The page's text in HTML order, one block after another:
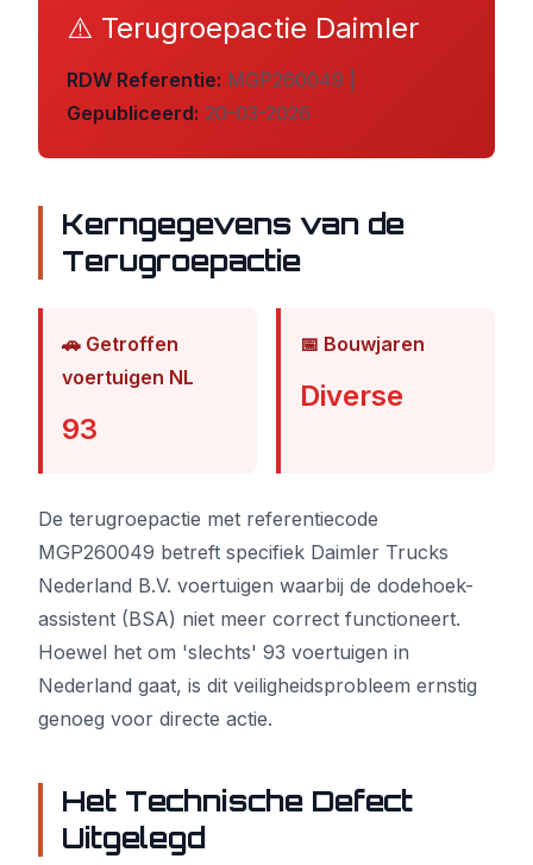
⚠️ Terugroepactie Daimler
RDW Referentie: MGP260049 |
Gepubliceerd: 20-03-2026
Kerngegevens van de
Terugroepactie
🚗 Getroffen
voertuigen NL
93
📅 Bouwjaren
Diverse
De terugroepactie met referentiecode
MGP260049 betreft specifiek Daimler Trucks
Nederland B.V. voertuigen waarbij de dodehoek-
assistent (BSA) niet meer correct functioneert.
Hoewel het om 'slechts' 93 voertuigen in
Nederland gaat, is dit veiligheidsprobleem ernstig
genoeg voor directe actie.
Het Technische Defect
Uitgelegd